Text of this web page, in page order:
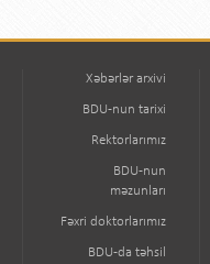
Xəbərlər arxivi
BDU-nun tarixi
Rektorlarımız
BDU-nun
məzunları
Fəxri doktorlarımız
BDU-da təhsil